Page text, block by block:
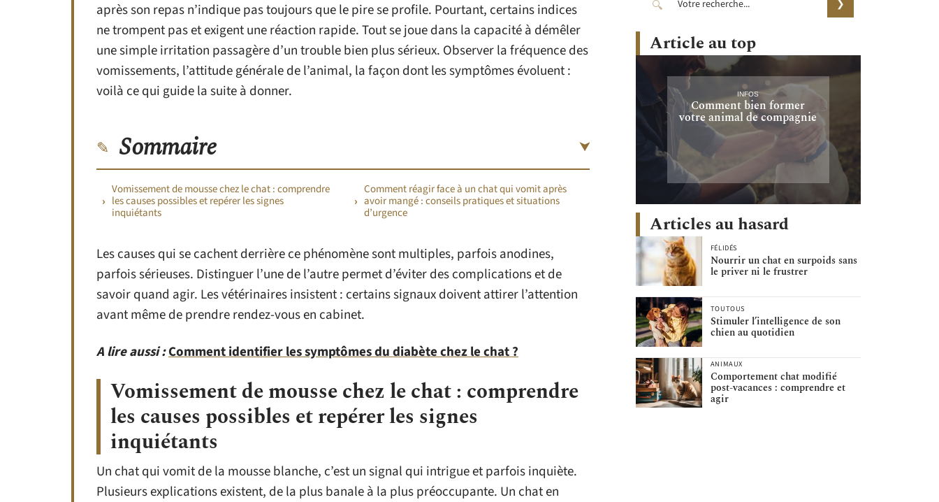
après son repas n’indique pas toujours que le pire se profile. Pourtant, certains indices
ne trompent pas et exigent une réaction rapide. Tout se joue dans la capacité à démêler
une simple irritation passagère d’un trouble bien plus sérieux. Observer la fréquence des
vomissements, l’attitude générale de l’animal, la façon dont les symptômes évoluent :
voilà ce qui guide la suite à donner.
Sommaire
Vomissement de mousse chez le chat : comprendre
les causes possibles et repérer les signes
inquiétants
Comment réagir face à un chat qui vomit après
avoir mangé : conseils pratiques et situations
d’urgence
Les causes qui se cachent derrière ce phénomène sont multiples, parfois anodines,
parfois sérieuses. Distinguer l’une de l’autre permet d’éviter des complications et de
savoir quand agir. Les vétérinaires insistent : certains signaux doivent attirer l’attention
avant même de prendre rendez-vous en cabinet.
A lire aussi :Comment identifier les symptômes du diabète chez le chat ?
Vomissement de mousse chez le chat : comprendre
les causes possibles et repérer les signes
inquiétants
Un chat qui vomit de la mousse blanche, c’est un signal qui intrigue et parfois inquiète.
Plusieurs explications existent, de la plus banale à la plus préoccupante. Un chat en
Article au top
INFOS
Comment bien former
votre animal de compagnie
Articles au hasard
FÉLIDÉS
Nourrir un chat en surpoids sans
le priver ni le frustrer
TOUTOUS
Stimuler l’intelligence de son
chien au quotidien
ANIMAUX
Comportement chat modifié
post-vacances : comprendre et
agir